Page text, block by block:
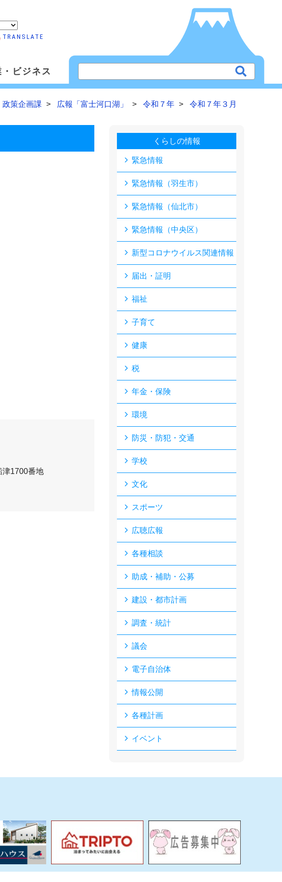
TRANSLATE
・ビジネス
政策企画課 広報「富士河口湖」 令和７年 令和７年３月
津1700番地
くらしの情報
緊急情報
緊急情報（羽生市）
緊急情報（仙北市）
緊急情報（中央区）
新型コロナウイルス関連情報
届出・証明
福祉
子育て
健康
税
年金・保険
環境
防災・防犯・交通
学校
文化
スポーツ
広聴広報
各種相談
助成・補助・公募
建設・都市計画
調査・統計
議会
電子自治体
情報公開
各種計画
イベント